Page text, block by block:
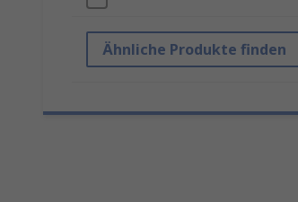
Ähnliche Produkte finden